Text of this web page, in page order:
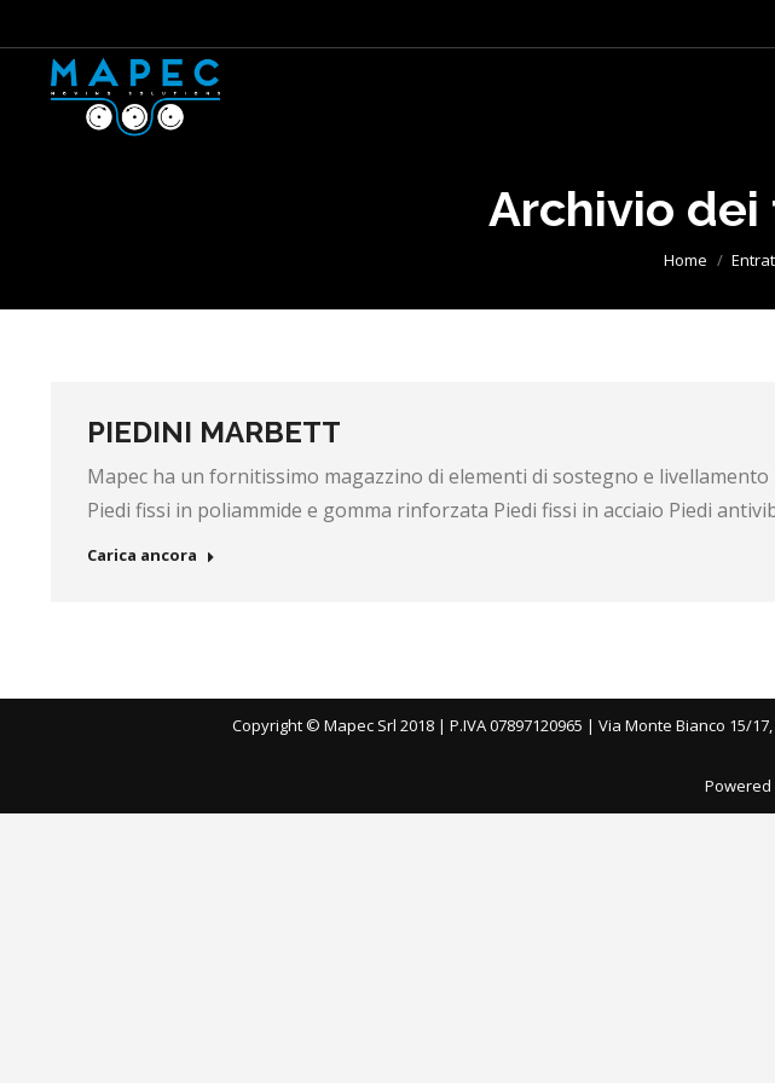
Archivio dei
Tu sei qui:
Home
PIEDINI MARBETT
Mapec ha un fornitissimo magazzino di elementi di sostegno e
Piedi fissi in poliammide e gomma rinforzata Piedi fissi in acciaio Piedi
Carica ancora
Copyright © Mapec Srl 2018 | P.IVA 07897120965 | Via Monte Bianco 15/
Powered